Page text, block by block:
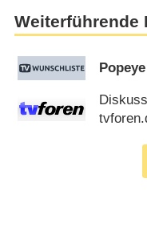
Weiterführende
Popeye